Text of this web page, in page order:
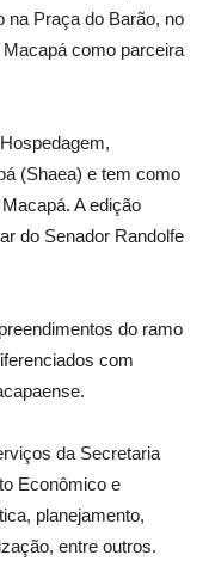
na Praça do Barão, no
como parceira
(Shaea) e tem como
A edição
do Senador Randolfe
do ramo
com
da Secretaria
Econômico e
planejamento,
entre outros.